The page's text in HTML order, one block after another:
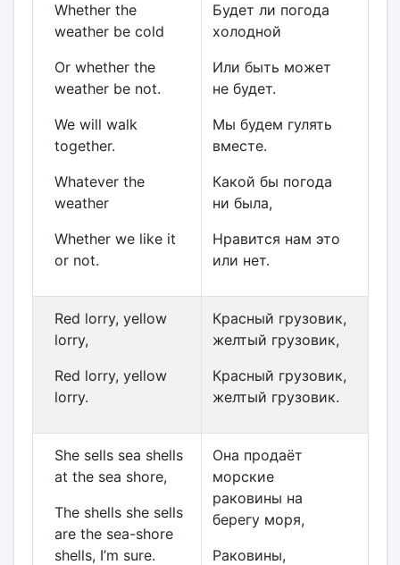
Whether the
weather be cold
Or whether the
weather be not.
We will walk
together.
Whatever the
weather
Whether we like it
or not.
Будет ли погода
холодной
Или быть может
не будет.
Мы будем гулять
вместе.
Какой бы погода
ни была,
Нравится нам это
или нет.
Red lorry, yellow
lorry,
Red lorry, yellow
lorry.
Красный грузовик,
желтый грузовик,
Красный грузовик,
желтый грузовик.
She sells sea shells
at the sea shore,
The shells she sells
are the sea-shore
shells, I’m sure.
Она продаёт
морские
раковины на
берегу моря,
Раковины,